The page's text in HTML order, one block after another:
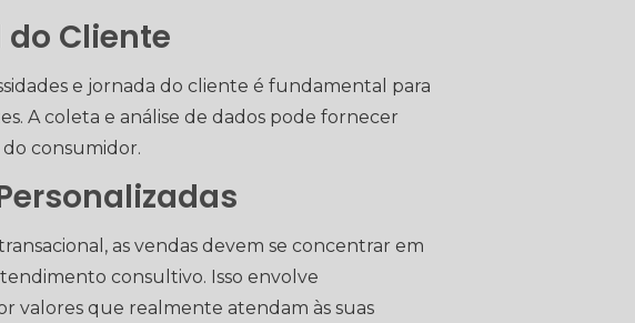
Cliente
e jornada do cliente é fundamental para
A coleta e análise de dados pode fornecer
consumidor.
as vendas devem se concentrar em
consultivo. Isso envolve
valores que realmente atendam às suas